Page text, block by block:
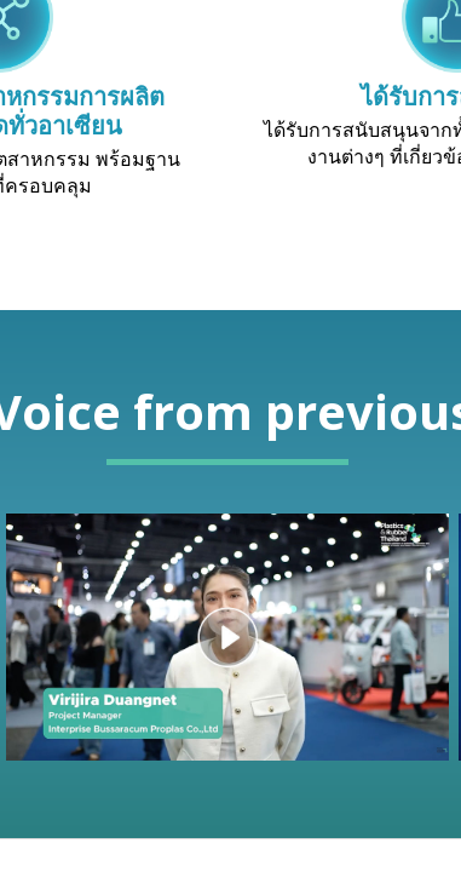
กรรมการผลิต
วอาเซียน
าหกรรม พร้อมฐาน
รอบคลุม
ได้รับกา
ได้รับการสนับสนุนจาก
งานต่างๆ ที่เกี่ยว
from